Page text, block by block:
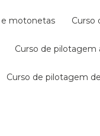
e motonetas
curso de pilotagem
curso de pilotagem